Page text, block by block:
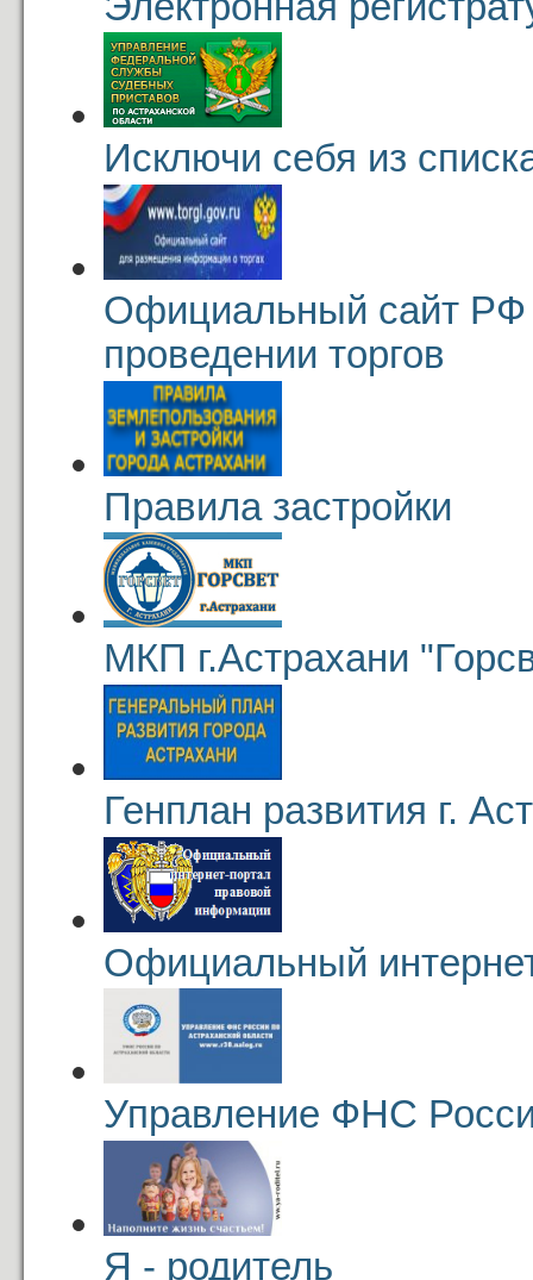
Исключи себя из
Официальный сайт
проведении торгов
Правила застройки
МКП г.Астрахани
Генплан развития г.
Официальный
Управление ФНС
Я - родитель